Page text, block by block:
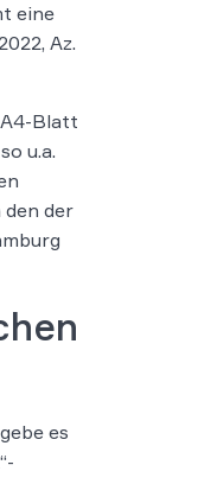
eine
Az.
Blatt
u.a.
der
es